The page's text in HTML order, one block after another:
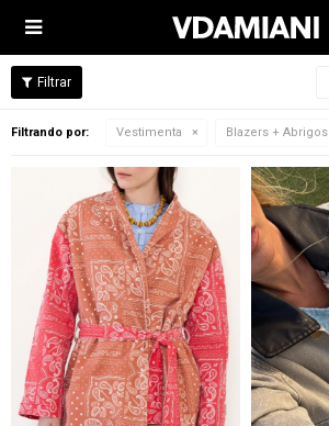

Filtrando por: Vestimenta Blazers + Abrigos